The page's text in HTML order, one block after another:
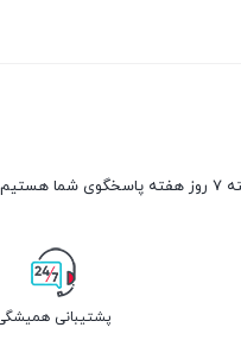
پشتیبانی